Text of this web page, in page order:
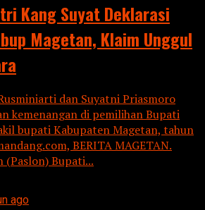
Kang Suyat Deklarasi
Magetan, Klaim Unggul
dan Suyatni Priasmoro
kemenangan di pemilihan Bupati
bupati Kabupaten Magetan, tahun
BERITA MAGETAN.
(Paslon) Bupati...
ago